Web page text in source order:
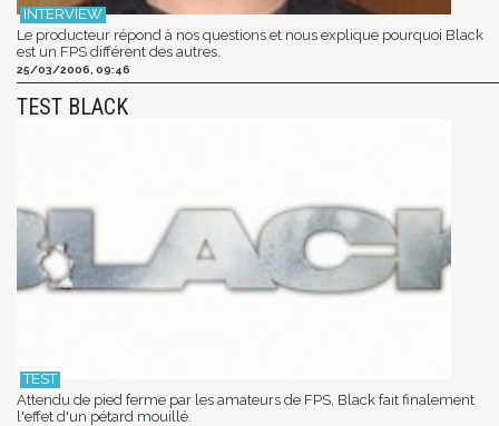
Le producteur répond à nos questions et nous explique pourquoi Black
est un FPS différent des autres.
25/03/2006, 09:46
TEST BLACK
Attendu de pied ferme par les amateurs de FPS, Black fait finalement
l'effet d'un pétard mouillé.